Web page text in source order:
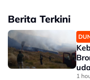
Berita Terkini
1